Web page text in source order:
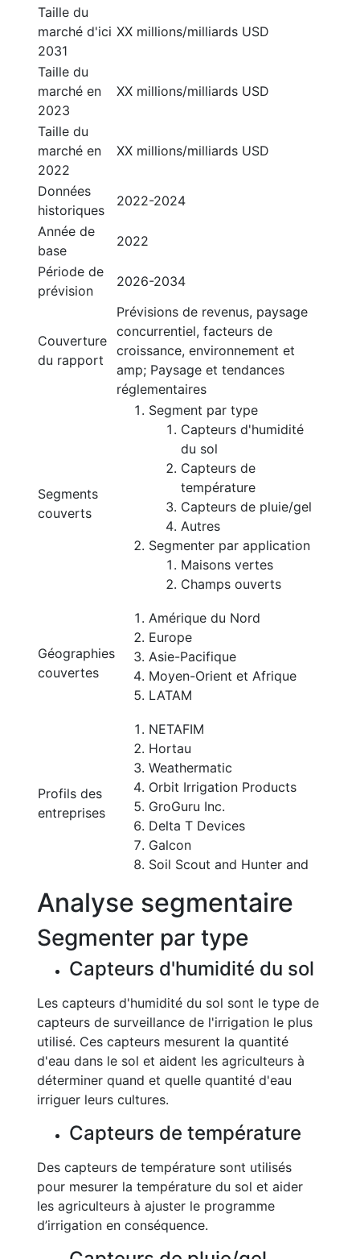
Taille du
marché d'ici
2031
XX millions/milliards USD
Taille du
marché en
2023
XX millions/milliards USD
Taille du
marché en
2022
XX millions/milliards USD
Données
historiques
2022-2024
Année de
base
2022
Période de
prévision
2026-2034
Couverture
du rapport
Prévisions de revenus, paysage
concurrentiel, facteurs de
croissance, environnement et
amp; Paysage et tendances
réglementaires
Segments
couverts
Segment par type
Capteurs d'humidité
du sol
Capteurs de
température
Capteurs de pluie/gel
Autres
Segmenter par application
Maisons vertes
Champs ouverts
Géographies
couvertes
Amérique du Nord
Europe
Asie-Pacifique
Moyen-Orient et Afrique
LATAM
Profils des
entreprises
NETAFIM
Hortau
Weathermatic
Orbit Irrigation Products
GroGuru Inc.
Delta T Devices
Galcon
Soil Scout and Hunter and
Analyse segmentaire
Segmenter par type
Capteurs d'humidité du sol
Les capteurs d'humidité du sol sont le type de
capteurs de surveillance de l'irrigation le plus
utilisé. Ces capteurs mesurent la quantité
d'eau dans le sol et aident les agriculteurs à
déterminer quand et quelle quantité d'eau
irriguer leurs cultures.
Capteurs de température
Des capteurs de température sont utilisés
pour mesurer la température du sol et aider
les agriculteurs à ajuster le programme
d’irrigation en conséquence.